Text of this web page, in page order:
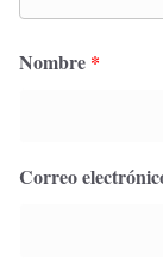
Nombre *
Correo